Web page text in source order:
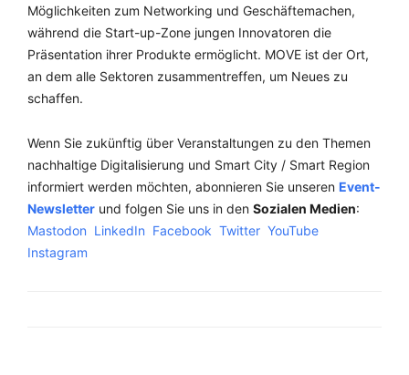
Möglichkeiten zum Networking und Geschäftemachen,
während die Start-up-Zone jungen Innovatoren die
Präsentation ihrer Produkte ermöglicht. MOVE ist der Ort,
an dem alle Sektoren zusammentreffen, um Neues zu
schaffen.
Wenn Sie zukünftig über Veranstaltungen zu den Themen
nachhaltige Digitalisierung und Smart City / Smart Region
informiert werden möchten, abonnieren Sie unseren Event-
Newsletter und folgen Sie uns in den Sozialen Medien:
Mastodon LinkedIn Facebook Twitter YouTube
Instagram